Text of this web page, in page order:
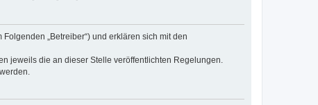
„Betreiber“) und erklären sich mit den
jeweils die an dieser Stelle veröffentlichten Regelungen.